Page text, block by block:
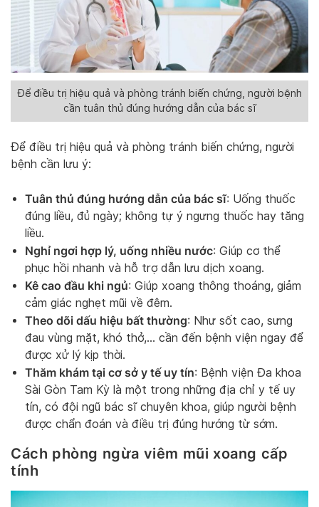
Để điều trị hiệu quả và phòng tránh biến chứng, người bệnh
cần tuân thủ đúng hướng dẫn của bác sĩ
Để điều trị hiệu quả và phòng tránh biến chứng, người
bệnh cần lưu ý:
Tuân thủ đúng hướng dẫn của bác sĩ: Uống thuốc
đúng liều, đủ ngày; không tự ý ngưng thuốc hay tăng
liều.
Nghỉ ngơi hợp lý, uống nhiều nước: Giúp cơ thể
phục hồi nhanh và hỗ trợ dẫn lưu dịch xoang.
Kê cao đầu khi ngủ: Giúp xoang thông thoáng, giảm
cảm giác nghẹt mũi về đêm.
Theo dõi dấu hiệu bất thường: Như sốt cao, sưng
đau vùng mặt, khó thở,… cần đến bệnh viện ngay để
được xử lý kịp thời.
Thăm khám tại cơ sở y tế uy tín: Bệnh viện Đa khoa
Sài Gòn Tam Kỳ là một trong những địa chỉ y tế uy
tín, có đội ngũ bác sĩ chuyên khoa, giúp người bệnh
được chẩn đoán và điều trị đúng hướng từ sớm.
Cách phòng ngừa viêm mũi xoang cấp
tính